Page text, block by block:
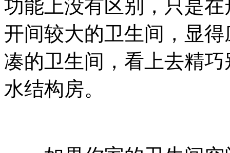
功能上没有区别，只是
开间较大的卫生间，显
凑的卫生间，看上去精
水结构房。